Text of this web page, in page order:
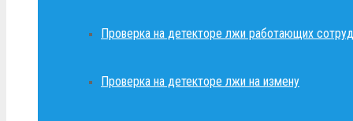
Проверка на детекторе лжи работающих
Проверка на детекторе лжи на измену